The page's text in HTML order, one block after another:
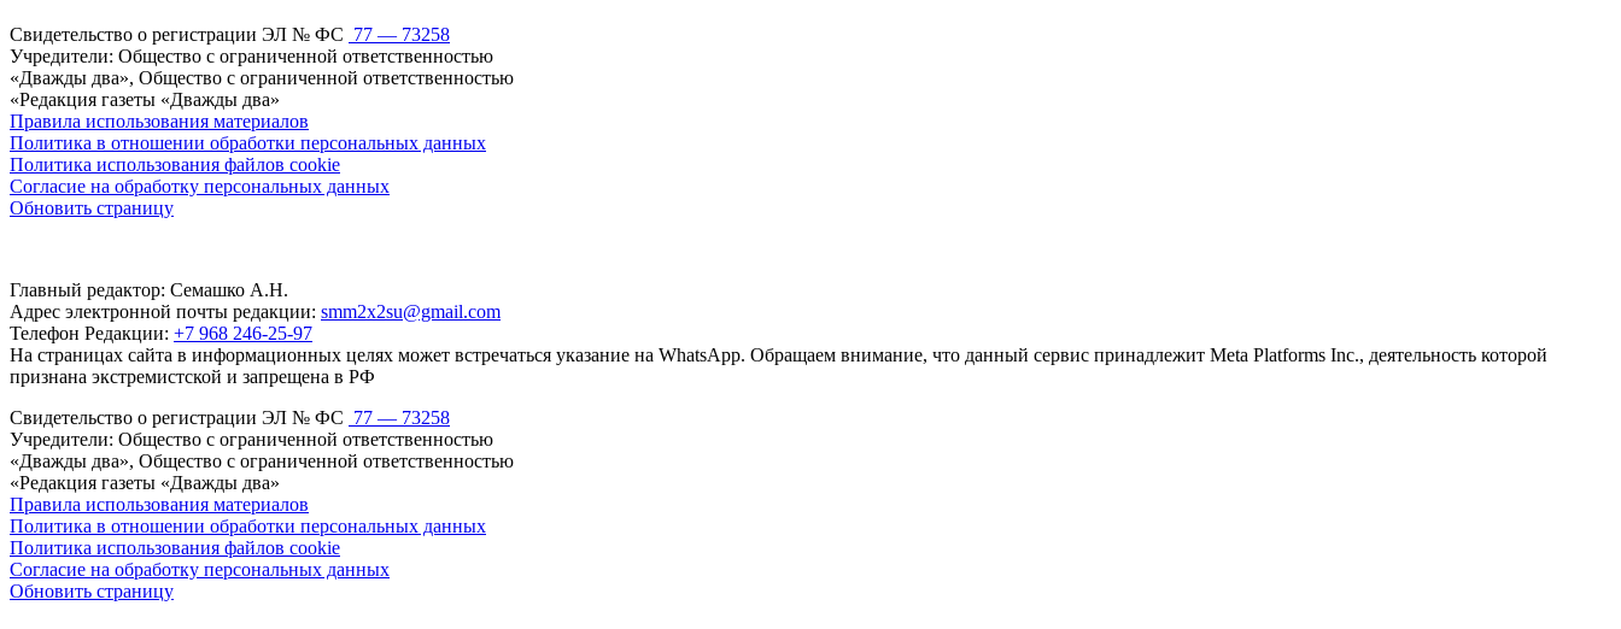
Свидетельство о регистрации ЭЛ № ФС 77 — 73258
Учредители: Общество с ограниченной ответственностью
«Дважды два», Общество с ограниченной ответственностью
«Редакция газеты «Дважды два»
Правила использования материалов
Политика в отношении обработки персональных данных
Политика использования файлов cookie
Согласие на обработку персональных данных
Обновить страницу
Главный редактор: Семашко А.Н.
Адрес электронной почты редакции: smm2x2su@gmail.com
Телефон Редакции: +7 968 246-25-97
На страницах сайта в информационных целях может встречаться указание на WhatsApp. Обращаем внимание, что данный сервис принадлежит Meta Platforms Inc., деятельность которой
признана экстремистской и запрещена в РФ
Свидетельство о регистрации ЭЛ № ФС 77 — 73258
Учредители: Общество с ограниченной ответственностью
«Дважды два», Общество с ограниченной ответственностью
«Редакция газеты «Дважды два»
Правила использования материалов
Политика в отношении обработки персональных данных
Политика использования файлов cookie
Согласие на обработку персональных данных
Обновить страницу